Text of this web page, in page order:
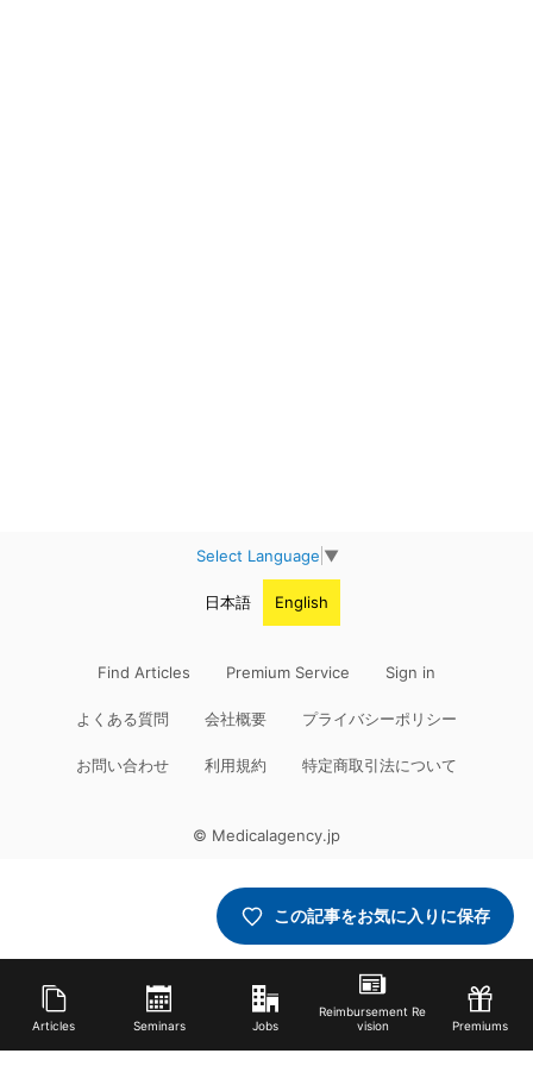
Articles Seminars Jobs
Reimbursement Re
vision
Premiums
この記事をお気に入りに保存
Select Language ▼
日本語 English
Find Articles Premium Service Sign in
よくある質問 会社概要 プライバシーポリシー
お問い合わせ 利用規約 特定商取引法について
© Medicalagency.jp